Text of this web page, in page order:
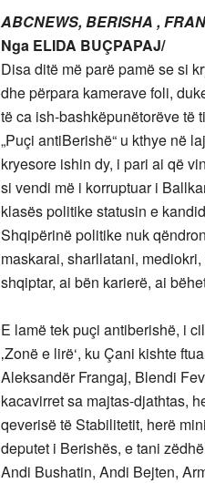
ABCNEWS, BERISHA ,
Nga ELIDA BUÇPAPAJ/
Disa ditë më parë pamë se si
dhe përpara kamerave foli,
të ca ish-bashkëpunëtorëve të
„Puçi antiBerishë“ u kthye në
kryesore ishin dy, i pari ai që
si vendi më i korruptuar i
klasës politike statusin e
Shqipërinë politike nuk
maskarai, sharllatani,
shqiptar, ai bën karierë, ai
E lamë tek puçi antiberishë, i
‚Zonë e lirë‘, ku Çani kishte
Aleksandër Frangaj, Blendi
kacavirret sa majtas-djathtas,
qeverisë të Stabilitetit, herë
deputet i Berishës, e tani
Andi Bushatin, Andi Bejten,